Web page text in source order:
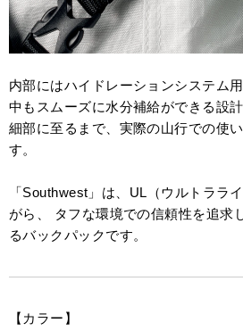
内部にはハイドレーションシステム
中もスムーズに水分補給ができる設計
細部に至るまで、実際の山行での使
す。
「Southwest」は、UL（ウルトララ
がら、 タフな環境での信頼性を追求
るバックパックです。
【カラー】